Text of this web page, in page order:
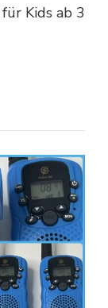
Kids ab 3